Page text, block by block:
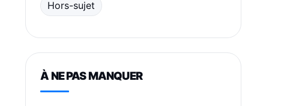
Hors-sujet
À NE PAS MANQUER